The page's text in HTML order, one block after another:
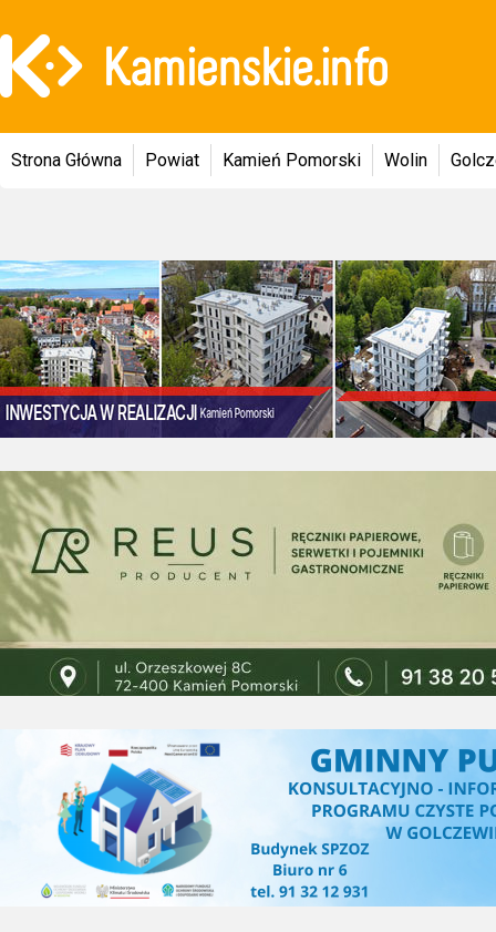
Strona Główna Powiat Kamień Pomorski Wolin